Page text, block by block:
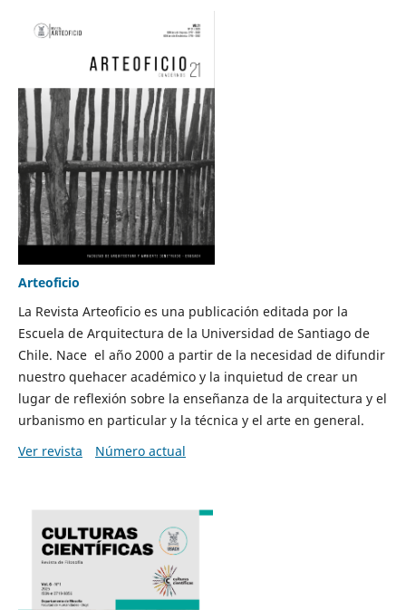
Arteoficio
La Revista Arteoficio es una publicación editada por la
Escuela de Arquitectura de la Universidad de Santiago de
Chile. Nace el año 2000 a partir de la necesidad de difundir
nuestro quehacer académico y la inquietud de crear un
lugar de reflexión sobre la enseñanza de la arquitectura y el
urbanismo en particular y la técnica y el arte en general.
Ver revista
Número actual